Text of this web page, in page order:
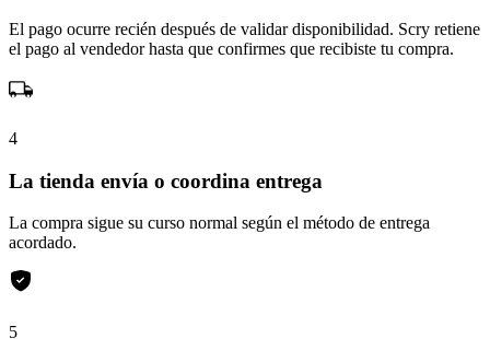
El pago ocurre recién después de validar disponibilidad. Scry retiene
el pago al vendedor hasta que confirmes que recibiste tu compra.
4
La tienda envía o coordina entrega
La compra sigue su curso normal según el método de entrega
acordado.
5